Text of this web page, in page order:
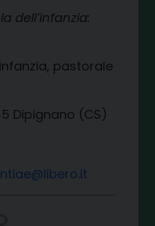
dell’infanzia:
pastorale
Dipignano (CS)